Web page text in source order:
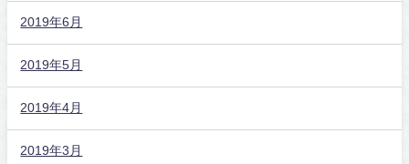
2019年6月
2019年5月
2019年4月
2019年3月